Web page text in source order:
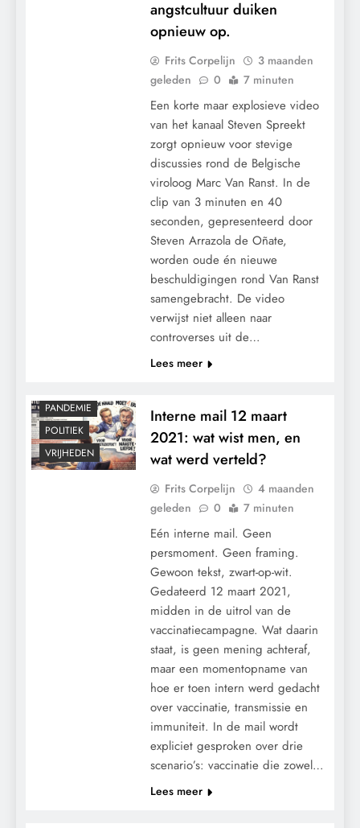
angstcultuur duiken
opnieuw op.
Frits Corpelijn
3 maanden
geleden
0 7 minuten
Een korte maar explosieve video
van het kanaal Steven Spreekt
zorgt opnieuw voor stevige
discussies rond de Belgische
viroloog Marc Van Ranst. In de
clip van 3 minuten en 40
seconden, gepresenteerd door
Steven Arrazola de Oñate,
worden oude én nieuwe
beschuldigingen rond Van Ranst
samengebracht. De video
verwijst niet alleen naar
controverses uit de…
Lees meer
PANDEMIE
POLITIEK
VRIJHEDEN
Interne mail 12 maart
2021: wat wist men, en
wat werd verteld?
Frits Corpelijn
4 maanden
geleden
0 7 minuten
Eén interne mail. Geen
persmoment. Geen framing.
Gewoon tekst, zwart-op-wit.
Gedateerd 12 maart 2021,
midden in de uitrol van de
vaccinatiecampagne. Wat daarin
staat, is geen mening achteraf,
maar een momentopname van
hoe er toen intern werd gedacht
over vaccinatie, transmissie en
immuniteit. In de mail wordt
expliciet gesproken over drie
scenario’s: vaccinatie die zowel…
Lees meer